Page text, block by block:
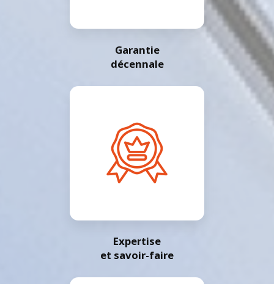
Garantie
décennale
Expertise
et savoir-faire